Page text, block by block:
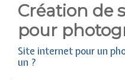
Création de
pour
Site internet pour un
un ?